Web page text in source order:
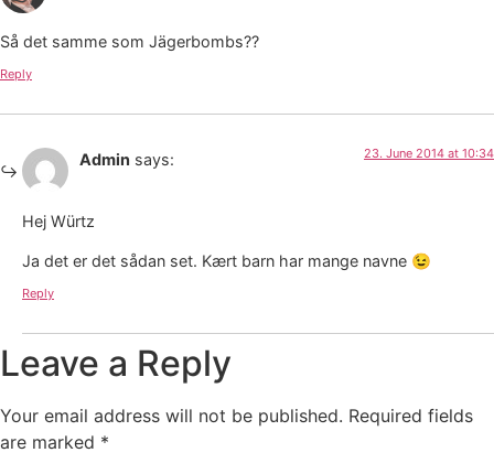
Så det samme som Jägerbombs??
Reply
Admin says: 23. June 2014 at 10:34
Hej Würtz
Ja det er det sådan set. Kært barn har mange navne 😉
Reply
Leave a Reply
Your email address will not be published. Required fields
are marked *